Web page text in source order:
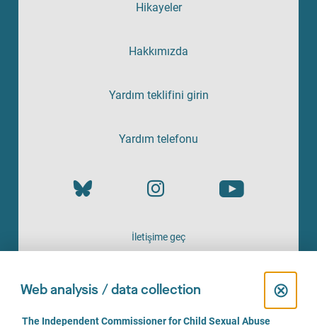
Hikayeler
Hakkımızda
Yardım teklifini girin
Yardım telefonu
İletişime geç
HIZMETI SAĞLAYAN
Web analysis / data collection ⊗
C
l
C
The Independent Commissioner for Child Sexual Abuse